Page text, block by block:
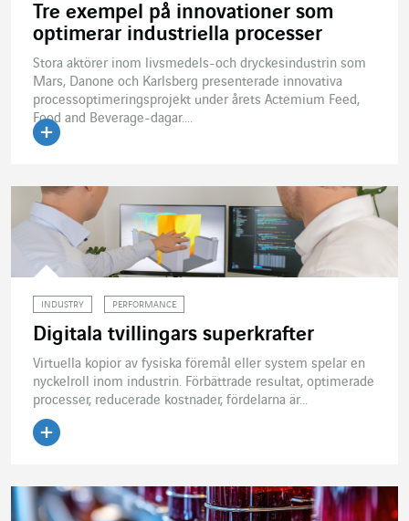
Tre exempel på innovationer som
optimerar industriella processer
Stora aktörer inom livsmedels-och dryckesindustrin som
Mars, Danone och Karlsberg presenterade innovativa
processoptimeringsprojekt under årets Actemium Feed,
Food and Beverage-dagar....
INDUSTRY PERFORMANCE
Digitala tvillingars superkrafter
Virtuella kopior av fysiska föremål eller system spelar en
nyckelroll inom industrin. Förbättrade resultat, optimerade
processer, reducerade kostnader, fördelarna är...